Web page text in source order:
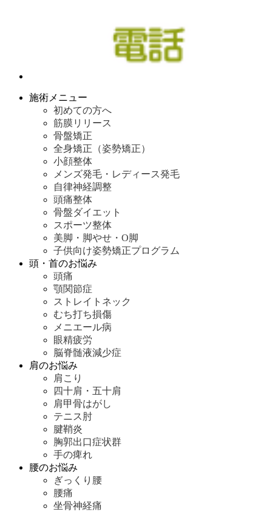
施術メニュー
初めての方へ
筋膜リリース
骨盤矯正
全身矯正（姿勢矯正）
小顔整体
メンズ発毛・レディース発毛
自律神経調整
頭痛整体
骨盤ダイエット
スポーツ整体
美脚・脚やせ・O脚
子供向け姿勢矯正プログラム
頭・首のお悩み
頭痛
顎関節症
ストレイトネック
むち打ち損傷
メニエール病
眼精疲労
脳脊髄液減少症
肩のお悩み
肩こり
四十肩・五十肩
肩甲骨はがし
テニス肘
腱鞘炎
胸郭出口症状群
手の痺れ
腰のお悩み
ぎっくり腰
腰痛
坐骨神経痛